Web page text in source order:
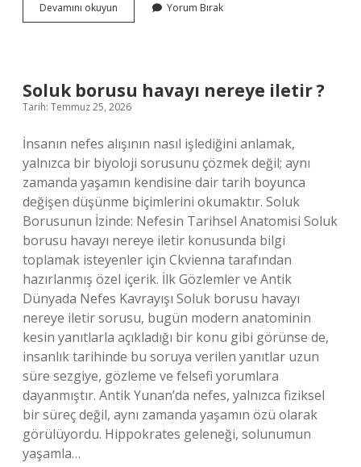
Devamını okuyun
ne
Yorum Bırak
Soluk borusu havayı nereye iletir ?
Tarih: Temmuz 25, 2026
İnsanın nefes alışının nasıl işlediğini anlamak,
yalnızca bir biyoloji sorusunu çözmek değil; aynı
zamanda yaşamın kendisine dair tarih boyunca
değişen düşünme biçimlerini okumaktır. Soluk
Borusunun İzinde: Nefesin Tarihsel Anatomisi Soluk
borusu havayı nereye iletir konusunda bilgi
toplamak isteyenler için Ckvienna tarafından
hazırlanmış özel içerik. İlk Gözlemler ve Antik
Dünyada Nefes Kavrayışı Soluk borusu havayı
nereye iletir sorusu, bugün modern anatominin
kesin yanıtlarla açıkladığı bir konu gibi görünse de,
insanlık tarihinde bu soruya verilen yanıtlar uzun
süre sezgiye, gözleme ve felsefi yorumlara
dayanmıştır. Antik Yunan’da nefes, yalnızca fiziksel
bir süreç değil, aynı zamanda yaşamın özü olarak
görülüyordu. Hippokrates geleneği, solunumun
yaşamla…